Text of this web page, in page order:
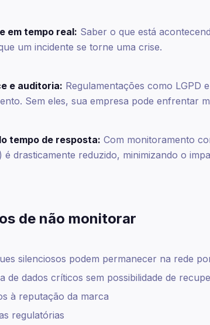
em tempo real: Saber o que está
um incidente se torne uma crise.
e auditoria: Regulamentações como LGPD
Sem eles, sua empresa pode enfrentar
tempo de resposta: Com monitoramento
é drasticamente reduzido, minimizando o
de não monitorar
silenciosos podem permanecer na rede
de dados críticos sem possibilidade de
à reputação da marca
regulatórias